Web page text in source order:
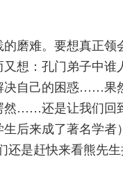
磨难。要想真正领
想：孔门弟子中谁
决自己的困惑……果
然……还是让我们回
后来成了著名学者
还是赶快来看熊先